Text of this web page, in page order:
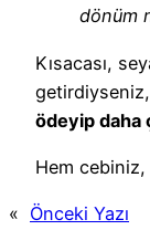
dönüm
Kısacası,
getirdiyseniz,
ödeyip daha
Hem
« Önceki Yazı